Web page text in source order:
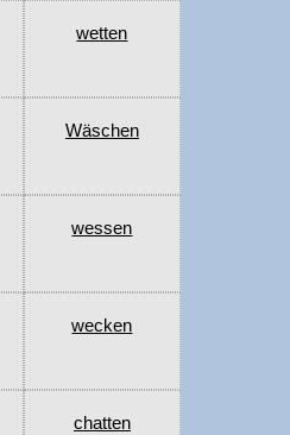
wetten
Wäschen
wessen
wecken
chatten